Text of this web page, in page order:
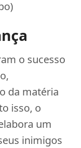
o sucesso
da matéria
isso, o
um
inimigos